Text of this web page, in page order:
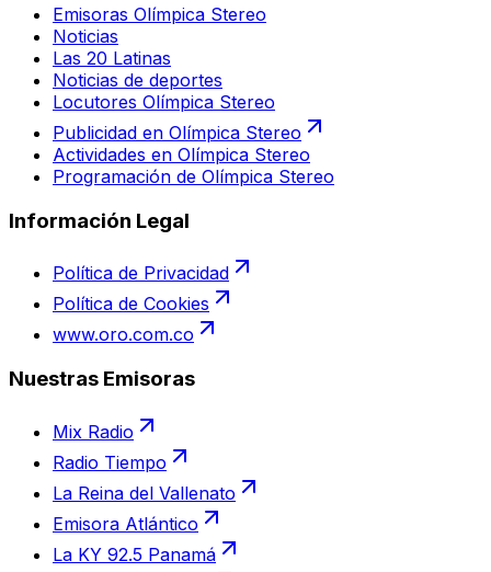
Emisoras Olímpica Stereo
Noticias
Las 20 Latinas
Noticias de deportes
Locutores Olímpica Stereo
Publicidad en Olímpica Stereo
Actividades en Olímpica Stereo
Programación de Olímpica Stereo
Información Legal
Política de Privacidad
Política de Cookies
www.oro.com.co
Nuestras Emisoras
Mix Radio
Radio Tiempo
La Reina del Vallenato
Emisora Atlántico
La KY 92.5 Panamá